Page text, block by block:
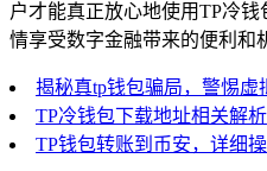
户才能真正放心地使用TP冷
情享受数字金融带来的便利和
揭秘真tp钱包骗局，警惕
TP冷钱包下载地址相关解析
TP钱包转账到币安，详细